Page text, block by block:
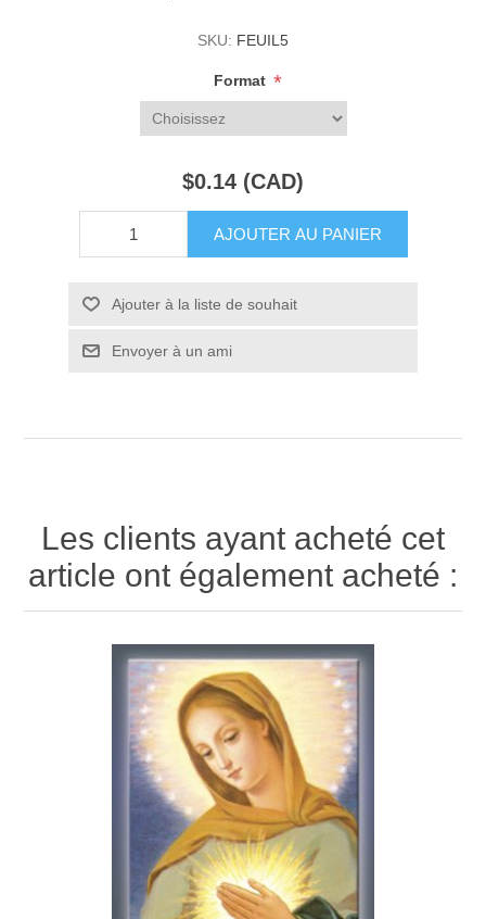
SKU: FEUIL5
Format *
$0.14 (CAD)
AJOUTER AU PANIER
Ajouter à la liste de souhait
Envoyer à un ami
Les clients ayant acheté cet
article ont également acheté :